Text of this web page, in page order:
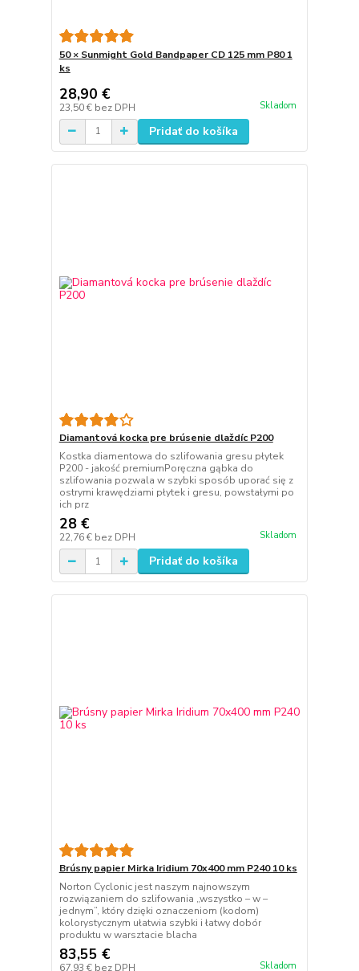
50 × Sunmight Gold Bandpaper CD 125 mm P80 1
ks
28,90 €
23,50 € bez DPH Skladom
Pridať do košíka
Diamantová kocka pre brúsenie dlaždíc P200
Kostka diamentowa do szlifowania gresu płytek
P200 - jakość premiumPoręczna gąbka do
szlifowania pozwala w szybki sposób uporać się z
ostrymi krawędziami płytek i gresu, powstałymi po
ich prz
28 €
22,76 € bez DPH Skladom
Pridať do košíka
Brúsny papier Mirka Iridium 70x400 mm P240 10 ks
Norton Cyclonic jest naszym najnowszym
rozwiązaniem do szlifowania „wszystko – w –
jednym”, który dzięki oznaczeniom (kodom)
kolorystycznym ułatwia szybki i łatwy dobór
produktu w warsztacie blacha
83,55 €
67,93 € bez DPH Skladom